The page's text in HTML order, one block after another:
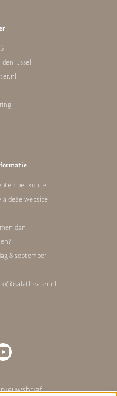
IJssel
kun je
deze website
dan
8 september